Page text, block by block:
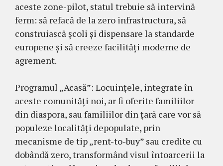
aceste zone-pilot, statul trebuie să intervină
ferm: să refacă de la zero infrastructura, să
construiască școli și dispensare la standarde
europene și să creeze facilități moderne de
agrement.
Programul „Acasă”: Locuințele, integrate în
aceste comunități noi, ar fi oferite familiilor
din diaspora, sau familiilor din țară care vor să
populeze localități depopulate, prin
mecanisme de tip „rent-to-buy” sau credite cu
dobândă zero, transformând visul întoarcerii la